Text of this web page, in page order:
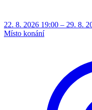
22. 8. 2026 19:00 – 29. 8.
Místo konání